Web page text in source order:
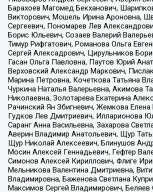
Барахоев Магомед Бекханович,
Викторович, Мошель Ирина Ароновна,
Сергеевич, Пономарев Лев
Борис Юльевич, Созаев Валерий
Тимур Рифгатович, Романова Ольга
Сергей Алексадрович, Цирульников
Гасан Ольга Павловна, Паутов Юрий
Верховский Александр Маркович,
Марина Петровна, Кочеткова Татьяна
Чуркина Наталья Валерьевна, Акимова
Николаевна, Золотарева Екатерина
Рачинский Ян Збигневич, Жемкова Елена
Гудков Лев Дмитриевич, Илларионова
Саранг Анна Васильевна, Захарова
Аверин Владимир Анатольевич, Щур
Щур Николай Алексеевич, Блинушов
Мосин Алексей Геннадьевич, Гефтер
Симонов Алексей Кириллович, Флиге
Мельникова Валентина Дмитриевна,
Владимировна, Баженова Светлана
Максимов Сергей Владимирович, Беляев